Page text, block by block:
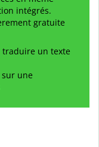
intégrés.
gratuite
traduire un texte
une